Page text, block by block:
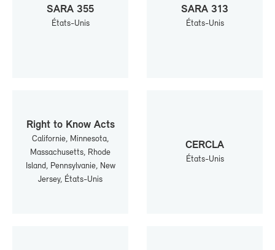
SA­RA 355
États-​Unis
SA­RA 313
États-​Unis
Right to Know Acts
Ca­li­for­nie, Min­ne­so­ta,
Mas­sa­chu­setts, Rhode
Is­land, Penn­syl­va­nie, New
Jer­sey, États-​Unis
CER­CLA
États-​Unis